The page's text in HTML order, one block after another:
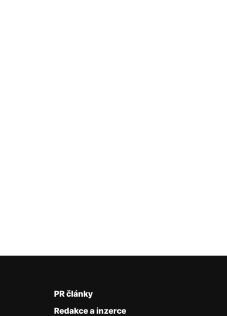
PR články
Redakce a inzerce